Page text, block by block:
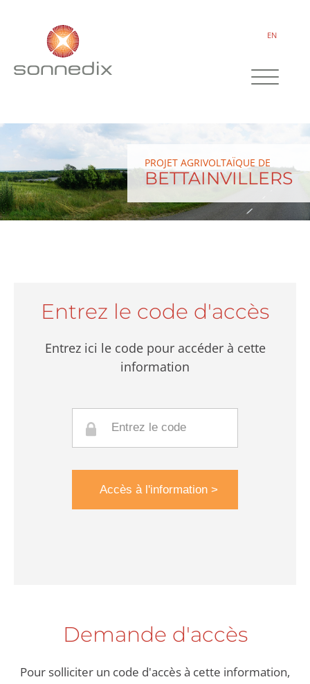
EN
PROJET AGRIVOLTAÏQUE DE
BETTAINVILLERS
Entrez le code d'accès
Entrez ici le code pour accéder à cette
information
Demande d'accès
Pour solliciter un code d'accès à cette information,